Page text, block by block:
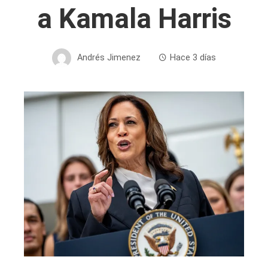
a Kamala Harris
Andrés Jimenez Hace 3 días